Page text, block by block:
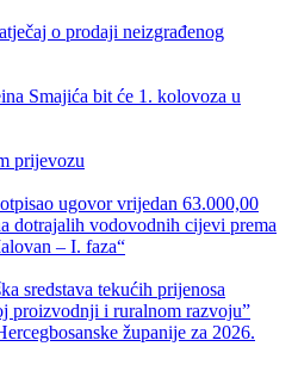
o prodaji neizgrađenog
Smajića bit će 1. kolovoza u
prijevozu
ugovor vrijedan 63.000,00
dotrajalih vodovodnih cijevi prema
– I. faza“
sredstava tekućih prijenosa
proizvodnji i ruralnom razvoju”
županije za 2026.